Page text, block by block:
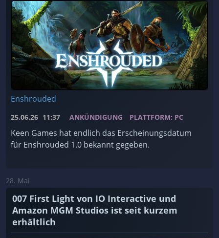
Enshrouded
25.06.26 11:37 ANKÜNDIGUNG PLATTFORM: PC
Keen Games hat endlich das Erscheinungsdatum
für Enshrouded 1.0 bekannt gegeben.
28. Mai
007 First Light von IO Interactive und
Amazon MGM Studios ist seit kurzem
erhältlich